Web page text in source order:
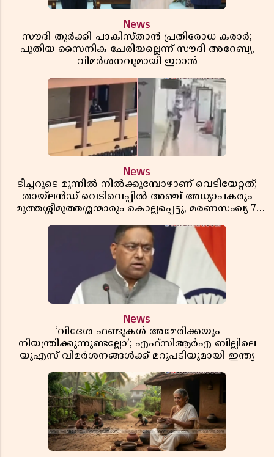
News
സൗദി-തുർക്കി-പാകിസ്താൻ പ്രതിരോധ കരാർ;
പുതിയ സൈനിക ചേരിയല്ലെന്ന് സൗദി അറേബ്യ,
വിമർശനവുമായി ഇറാൻ
News
ടീച്ചറുടെ മുന്നിൽ നിൽക്കുമ്പോഴാണ് വെടിയേറ്റത്;
തായ്‌ലൻഡ് വെടിവെപ്പിൽ അഞ്ച് അധ്യാപകരും
മുത്തശ്ശീമുത്തശ്ശന്മാരും കൊല്ലപ്പെട്ടു, മരണസംഖ്യ 7;
News
‘വിദേശ ഫണ്ടുകൾ അമേരിക്കയും
നിയന്ത്രിക്കുന്നുണ്ടല്ലോ’; എഫ്സിആർഎ ബില്ലിലെ
യുഎസ് വിമർശനങ്ങൾക്ക് മറുപടിയുമായി ഇന്ത്യ